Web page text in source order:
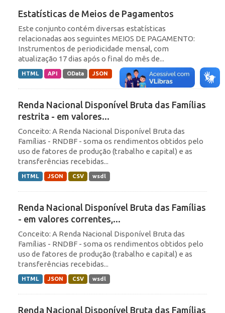
Estatísticas de Meios de Pagamentos
Este conjunto contém diversas estatísticas
relacionadas aos seguintes MEIOS DE PAGAMENTO:
Instrumentos de periodicidade mensal, com
atualização 17 dias após o final do mês de...
HTML API OData JSON
Renda Nacional Disponível Bruta das Famílias
restrita - em valores...
Conceito: A Renda Nacional Disponível Bruta das
Famílias - RNDBF - soma os rendimentos obtidos pelo
uso de fatores de produção (trabalho e capital) e as
transferências recebidas...
HTML JSON CSV wsdl
Renda Nacional Disponível Bruta das Famílias
- em valores correntes,...
Conceito: A Renda Nacional Disponível Bruta das
Famílias - RNDBF - soma os rendimentos obtidos pelo
uso de fatores de produção (trabalho e capital) e as
transferências recebidas...
HTML JSON CSV wsdl
Renda Nacional Disponível Bruta das Famílias